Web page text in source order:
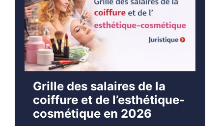
Grille des salaires de la
coiffure et de l’esthétique-
cosmétique en 2026